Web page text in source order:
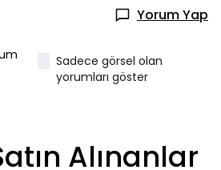
Yorum Yap
Sadece görsel olan
yorumları göster
Alınanlar